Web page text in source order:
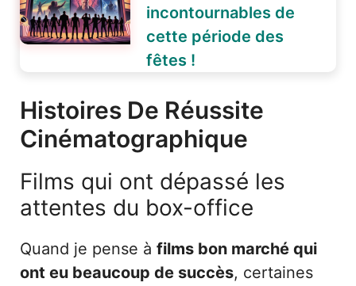
incontournables de
cette période des
fêtes !
Histoires De Réussite
Cinématographique
Films qui ont dépassé les
attentes du box-office
Quand je pense à films bon marché qui
ont eu beaucoup de succès, certaines